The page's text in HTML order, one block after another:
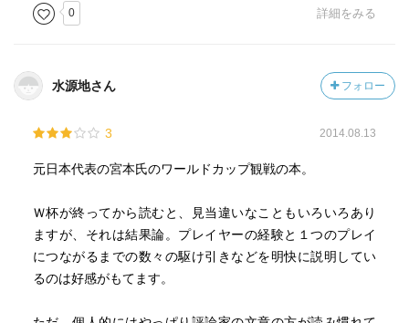
0 詳細をみる
水源地さん フォロー
3 2014.08.13
元日本代表の宮本氏のワールドカップ観戦の本。
Ｗ杯が終ってから読むと、見当違いなこともいろいろあり
ますが、それは結果論。プレイヤーの経験と１つのプレイ
につながるまでの数々の駆け引きなどを明快に説明してい
るのは好感がもてます。